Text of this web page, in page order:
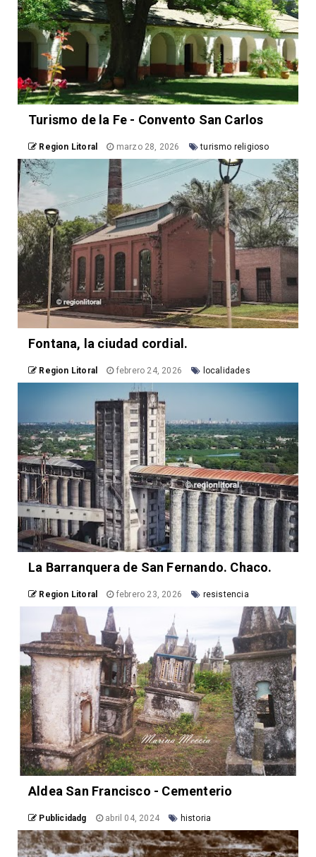
Turismo de la Fe - Convento San Carlos
Region Litoral marzo 28, 2026 turismo religioso
Fontana, la ciudad cordial.
Region Litoral febrero 24, 2026 localidades
La Barranquera de San Fernando. Chaco.
Region Litoral febrero 23, 2026 resistencia
Aldea San Francisco - Cementerio
Publicidadg abril 04, 2024 historia